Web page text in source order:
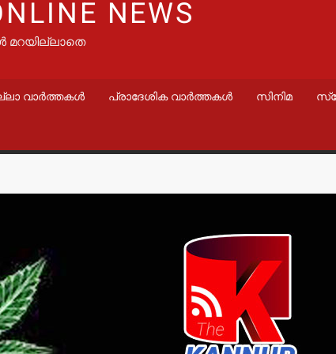
NEWS
മറയില്ലാതെ
വാർത്തകൾ പ്രാദേശിക വാർത്തകൾ സിനിമ
വാർത്തകൾ
19 പേരെ
admin3